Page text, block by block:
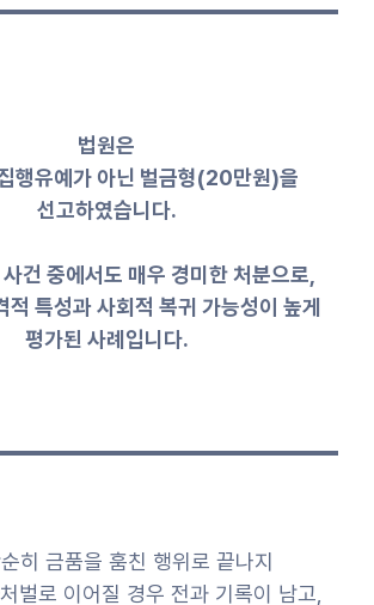
법원은
행유예가 아닌 벌금형(20만원)을
선고하였습니다.
건 중에서도 매우 경미한 처분으로,
적 특성과 사회적 복귀 가능성이 높게
평가된 사례입니다.
히 금품을 훔친 행위로 끝나지
벌로 이어질 경우 전과 기록이 남고,